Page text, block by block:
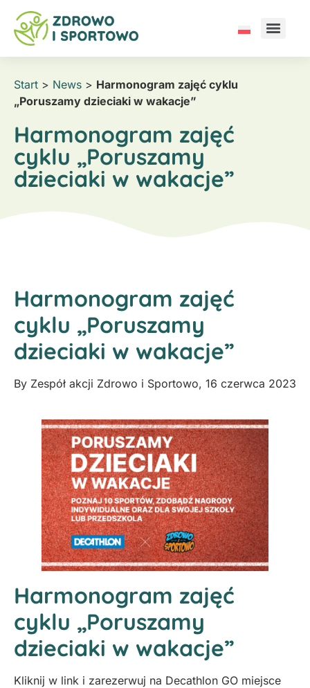
Start > News > Harmonogram zajęć cyklu
„Poruszamy dzieciaki w wakacje”
Harmonogram zajęć
cyklu „Poruszamy
dzieciaki w wakacje”
Harmonogram zajęć
cyklu „Poruszamy
dzieciaki w wakacje”
By Zespół akcji Zdrowo i Sportowo, 16 czerwca 2023
Harmonogram zajęć
cyklu „Poruszamy
dzieciaki w wakacje”
Kliknij w link i zarezerwuj na Decathlon GO miejsce